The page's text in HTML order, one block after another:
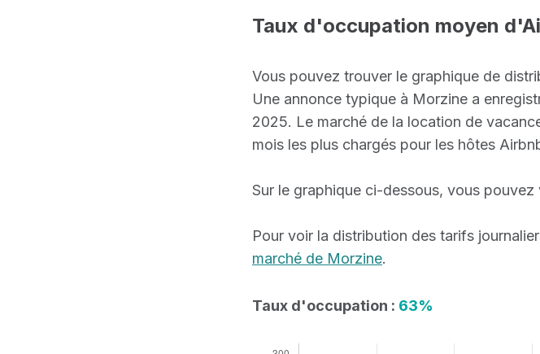
Taux d'occupation moyen
Vous pouvez trouver le graphique de
Une annonce typique à Morzine a
2025. Le marché de la location de
mois les plus chargés pour les hôtes
Sur le graphique ci-dessous, vous
Pour voir la distribution des tarifs
marché de Morzine.
Taux d'occupation : 63%